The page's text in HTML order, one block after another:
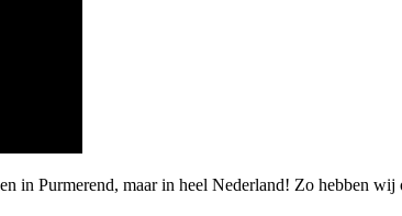
in Purmerend, maar in heel Nederland! Zo hebben